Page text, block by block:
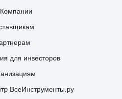
для инвесторов
ВсеИнструменты.ру